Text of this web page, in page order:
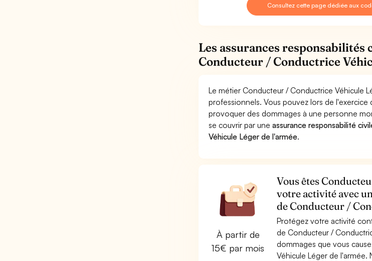
Consultez cette page dédiée aux
Les assurances
Conducteur / Conductrice
Le métier Conducteur / Conductrice Véhicule
professionnels. Vous pouvez lors de
provoquer des dommages à une personne
se couvrir par uneassurance responsabilité
Véhicule Léger de l'armée.
À partir de
15€ par mois
Vous êtes
votre activité avec
de Conducteur /
Protégez votre activité
de Conducteur /
dommages que vous
Véhicule Léger de